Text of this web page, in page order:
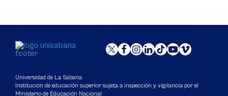
Universidad de La Sabana
Institución de educación superior sujeta a inspección y vigilancia por el
Ministerio de Educación Nacional